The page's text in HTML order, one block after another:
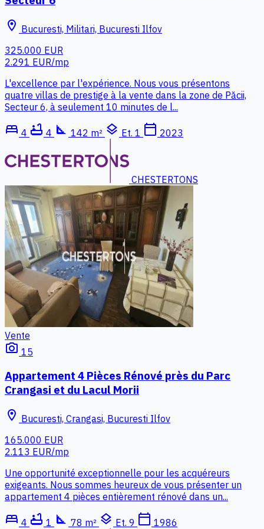
location_on Bucuresti, Militari, Bucuresti Ilfov
325.000 EUR
2.291 EUR/mp
L'excellence par l'expérience. Nous vous présentons
quatre villas de prestige à la vente dans la zone de Păcii,
Secteur 6, à seulement 10 minutes de l...
bed 4 bathtub 4 square_foot 142 m² layers Et. 1 calendar_today 2023
CHESTERTONS
Vente
photo_camera 15
Appartement 4 Pièces Rénové près du Parc
Crangasi et du Lacul Morii
location_on Bucuresti, Crangasi, Bucuresti Ilfov
165.000 EUR
2.113 EUR/mp
Une opportunité exceptionnelle pour les acquéreurs
exigeants. Nous sommes heureux de vous présenter un
appartement 4 pièces entièrement rénové dans un...
bed 4 bathtub 1 square_foot 78 m² layers Et. 9 calendar_today 1986